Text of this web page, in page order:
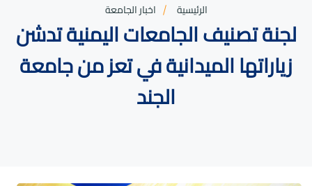
الرئيسية اخبار الجامعة
لجنة تصنيف الجامعات اليمنية تدشن
زياراتها الميدانية في تعز من جامعة
الجند